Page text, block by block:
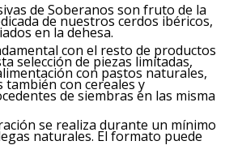
de Soberanos son fruto de la
de nuestros cerdos ibéricos,
en la dehesa.
con el resto de productos
selección de piezas limitadas,
con pastos naturales,
también con cereales y
de siembras en las misma
se realiza durante un mínimo
naturales. El formato puede